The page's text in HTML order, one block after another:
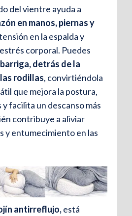
del vientre ayuda a
en manos, piernas y
en la espalda y
corporal. Puedes
detrás de la
rodillas, convirtiéndola
que mejora la postura,
facilita un descanso más
contribuye a aliviar
y entumecimiento en las
antirreflujo,está